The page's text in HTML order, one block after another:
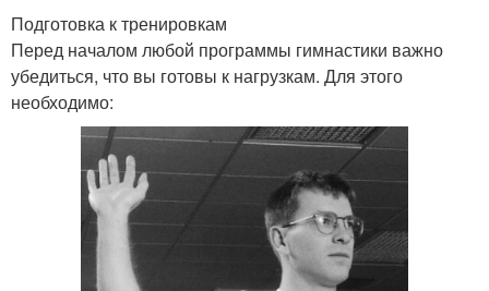
Подготовка к тренировкам
Перед началом любой программы гимнастики важно
убедиться, что вы готовы к нагрузкам. Для этого
необходимо: